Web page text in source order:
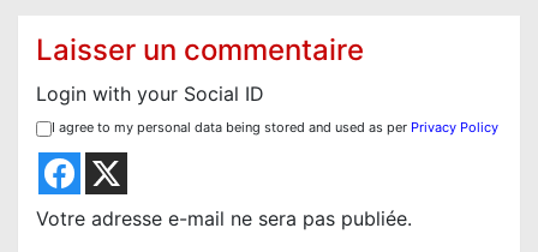
d
Laisser un commentaire
Login with your Social ID
I agree to my personal data being stored and used as per Privacy Policy
Votre adresse e-mail ne sera pas publiée.